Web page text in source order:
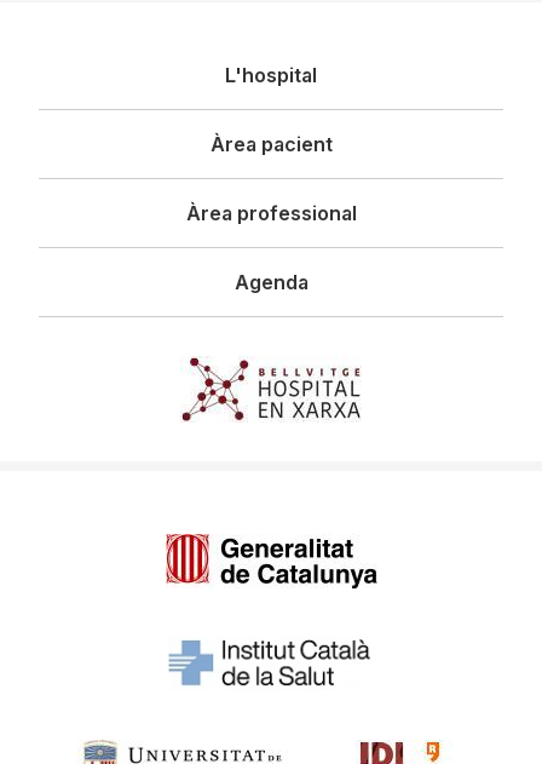
principal
L'hospital
Àrea pacient
Àrea professional
Agenda